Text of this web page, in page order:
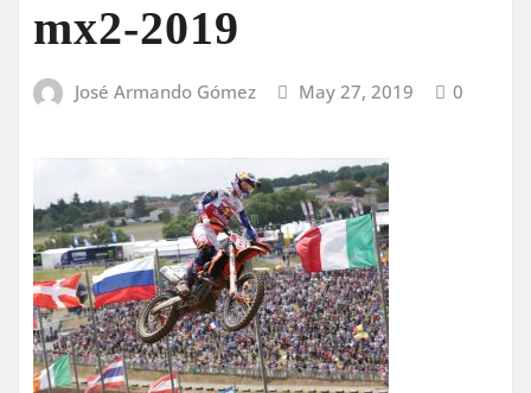
mx2-2019
José Armando Gómez May 27, 2019 0